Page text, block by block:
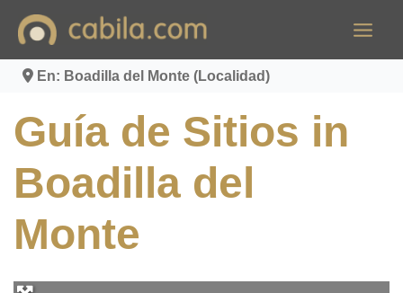
contenido
En: Boadilla del Monte (Localidad)
Guía de Sitios in
Boadilla del
Monte